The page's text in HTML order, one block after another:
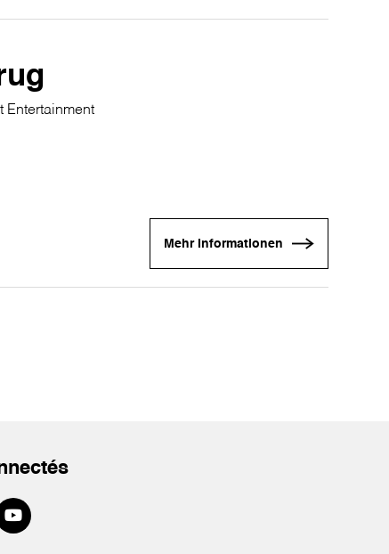
Entertainment
Mehr Informationen